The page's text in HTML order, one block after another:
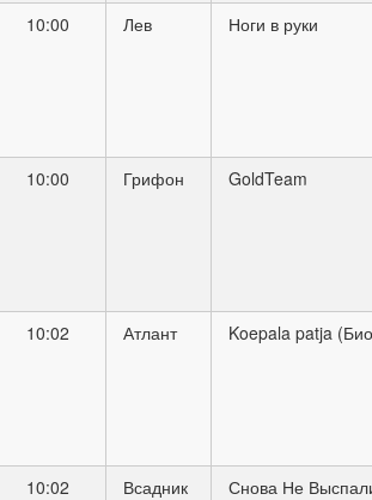
10:00 Лев Ноги в руки
10:00 Грифон GoldTeam
10:02 Атлант Koepala patja
10:02 Всадник Снова Не